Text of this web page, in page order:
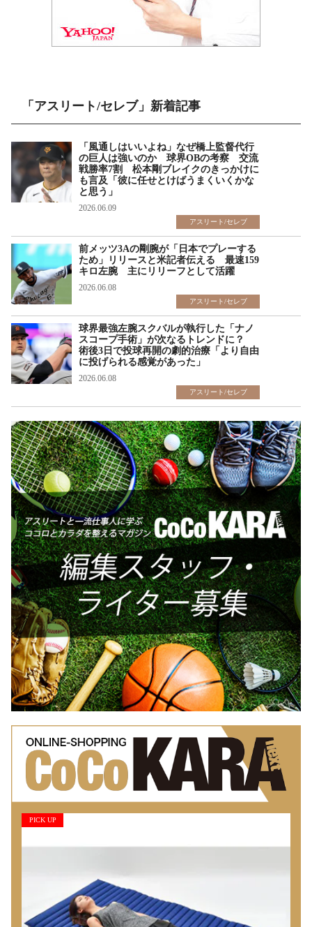
「アスリート/セレブ」新着記事
「風通しはいいよね」なぜ橋上監督代行
の巨人は強いのか 球界OBの考察 交流
戦勝率7割 松本剛ブレイクのきっかけに
も言及「彼に任せとけばうまくいくかな
と思う」
2026.06.09
アスリート/セレブ
前メッツ3Aの剛腕が「日本でプレーする
ため」リリースと米記者伝える 最速159
キロ左腕 主にリリーフとして活躍
2026.06.08
アスリート/セレブ
球界最強左腕スクバルが執行した「ナノ
スコープ手術」が次なるトレンドに？
術後3日で投球再開の劇的治療「より自由
に投げられる感覚があった」
2026.06.08
アスリート/セレブ
PICK UP